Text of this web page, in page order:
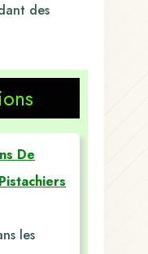
des
De
les